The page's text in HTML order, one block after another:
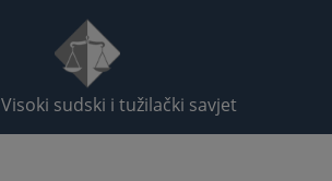
Visoki sudski i tužilački savjet